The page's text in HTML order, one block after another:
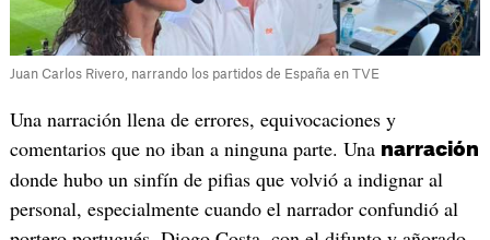
Juan Carlos Rivero, narrando los partidos de España en TVE
Una narración llena de errores, equivocaciones y
comentarios que no iban a ninguna parte. Una narración
donde hubo un sinfín de pifias que volvió a indignar al
personal, especialmente cuando el narrador confundió al